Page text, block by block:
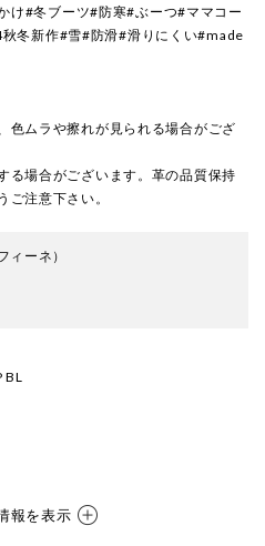
け#冬ブーツ#防寒#ぶーつ#ママコー
冬新作#雪#防滑#滑りにくい#made
色ムラや擦れが見られる場合がござ
る場合がございます。革の品質保持
ご注意下さい。
ィーネ）
BL
報を表示